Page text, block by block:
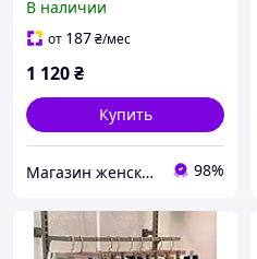
большого размера
В наличии
от 187₴/мес
1 120₴
Купить
Магазин женской одежды и аксессуаров в Украине - Annika.com.ua 98%